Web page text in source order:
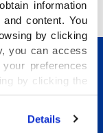
information
content. You
by clicking
you can access
preferences
by clicking the
you can visit
Details